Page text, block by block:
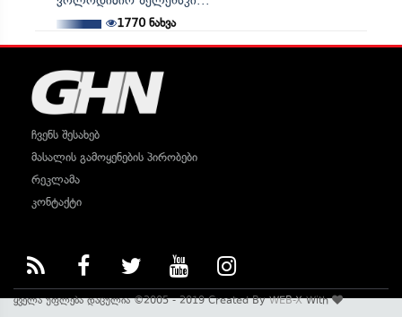
1770ნახვა
ჩვენს შესახებ
მასალის გამოყენების პირობები
რეკლამა
კონტაქტი
ყველა უფლება დაცულია ©2005 - 2019 Created ByWEB-XWith